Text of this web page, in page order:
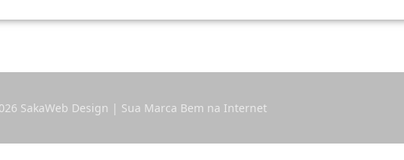
SakaWeb Design | Sua Marca Bem na Internet